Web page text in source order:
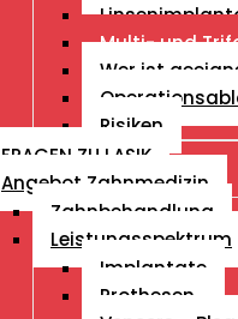
Multi- und
Wer ist
Risiken
FRAGEN ZU LASIK
Angebot Zahnmedizin
Zahnbehandlung
Leistungsspektrum
Implantate
Prothesen